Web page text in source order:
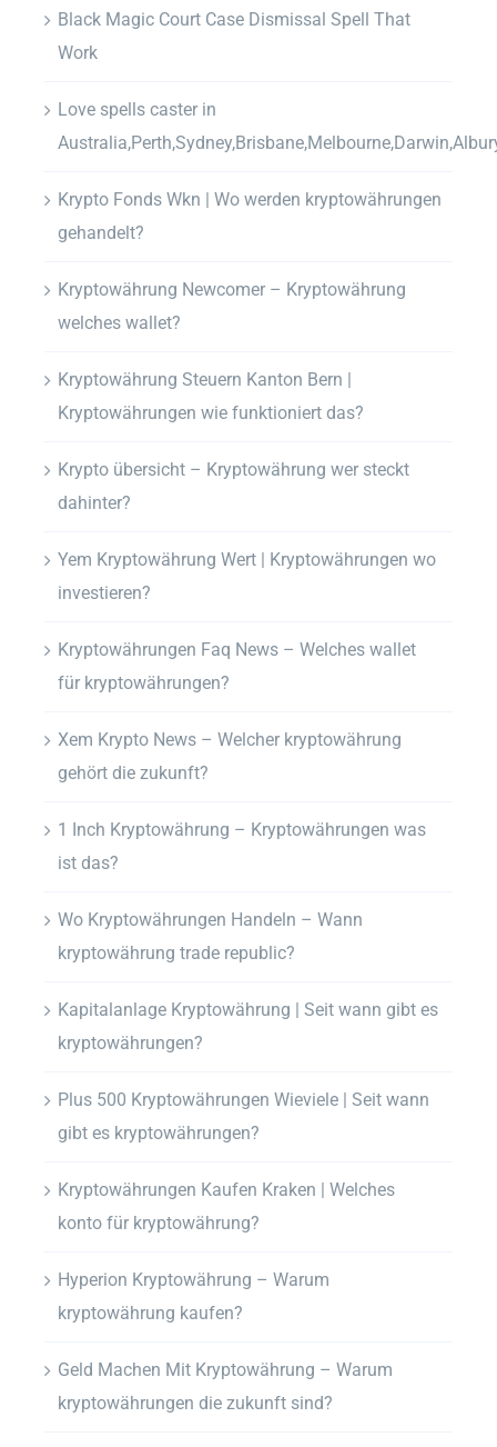
Black Magic Court Case Dismissal Spell That
Work
Love spells caster in
Krypto Fonds Wkn | Wo werden kryptowährungen
gehandelt?
Kryptowährung Newcomer – Kryptowährung
welches wallet?
Kryptowährung Steuern Kanton Bern |
Kryptowährungen wie funktioniert das?
Krypto übersicht – Kryptowährung wer steckt
dahinter?
Yem Kryptowährung Wert | Kryptowährungen wo
investieren?
Kryptowährungen Faq News – Welches wallet
für kryptowährungen?
Xem Krypto News – Welcher kryptowährung
gehört die zukunft?
1 Inch Kryptowährung – Kryptowährungen was
ist das?
Wo Kryptowährungen Handeln – Wann
kryptowährung trade republic?
Kapitalanlage Kryptowährung | Seit wann gibt es
kryptowährungen?
Plus 500 Kryptowährungen Wieviele | Seit wann
gibt es kryptowährungen?
Kryptowährungen Kaufen Kraken | Welches
konto für kryptowährung?
Hyperion Kryptowährung – Warum
kryptowährung kaufen?
Geld Machen Mit Kryptowährung – Warum
kryptowährungen die zukunft sind?